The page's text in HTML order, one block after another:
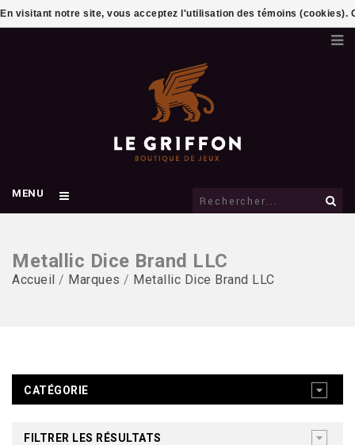
MENU
Metallic Dice Brand LLC
Accueil / Marques / Metallic Dice Brand LLC
CATÉGORIE
FILTRER LES RÉSULTATS
En visitant notre site, vous acceptez l'utilisation des témoins